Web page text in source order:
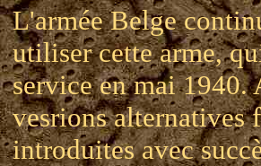
L'armée Belge
utiliser cette arme,
service en mai 1940.
vesrions alternatives
introduites avec